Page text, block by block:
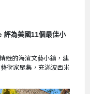
為美國11個最佳小
緻的海濱文藝小鎮，建
術家聚集，充滿波西米